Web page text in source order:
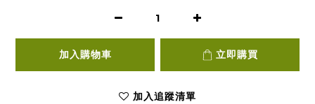
加入購物車 立即購買
加入追蹤清單